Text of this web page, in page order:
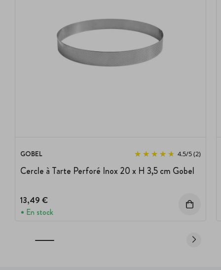
GOBEL 4.5/5(2)
Cercle à Tarte Perforé Inox 20 x H 3,5 cm Gobel
13,49 €
En stock